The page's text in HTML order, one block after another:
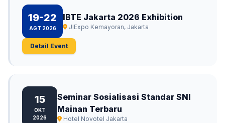
19-22
AGT 2026
IBTE Jakarta 2026 Exhibition
JIExpo Kemayoran, Jakarta
Detail Event
15
OKT
2026
Seminar Sosialisasi Standar SNI
Mainan Terbaru
Hotel Novotel Jakarta